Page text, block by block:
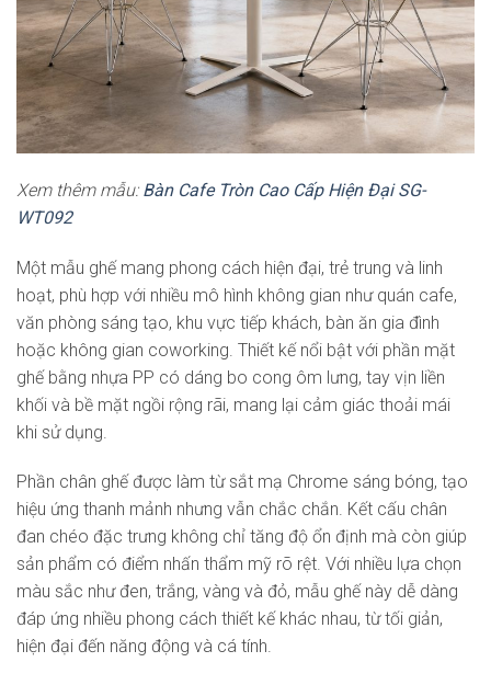
Xem thêm mẫu: Bàn Cafe Tròn Cao Cấp Hiện Đại SG-
WT092
Một mẫu ghế mang phong cách hiện đại, trẻ trung và linh
hoạt, phù hợp với nhiều mô hình không gian như quán cafe,
văn phòng sáng tạo, khu vực tiếp khách, bàn ăn gia đình
hoặc không gian coworking. Thiết kế nổi bật với phần mặt
ghế bằng nhựa PP có dáng bo cong ôm lưng, tay vịn liền
khối và bề mặt ngồi rộng rãi, mang lại cảm giác thoải mái
khi sử dụng.
Phần chân ghế được làm từ sắt mạ Chrome sáng bóng, tạo
hiệu ứng thanh mảnh nhưng vẫn chắc chắn. Kết cấu chân
đan chéo đặc trưng không chỉ tăng độ ổn định mà còn giúp
sản phẩm có điểm nhấn thẩm mỹ rõ rệt. Với nhiều lựa chọn
màu sắc như đen, trắng, vàng và đỏ, mẫu ghế này dễ dàng
đáp ứng nhiều phong cách thiết kế khác nhau, từ tối giản,
hiện đại đến năng động và cá tính.